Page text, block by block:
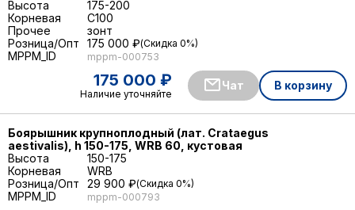
Высота
175-200
Корневая
C100
Прочее
зонт
Розница/Опт
175 000 ₽ Скидка 0%
175 000 ₽
Наличие уточняйте
Чат В корзину
MPPM_ID mppm-000753
Боярышник крупноплодный (лат. Crataegus
aestivalis), h 150-175, WRB 60, кустовая
Высота
150-175
Корневая
WRB
Розница/Опт
29 900 ₽ Скидка 0%
MPPM_ID mppm-000793